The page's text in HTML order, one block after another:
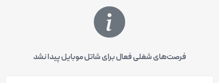
فرصت‌های شغلی فعال برای شاتل موبایل پیدا نشد